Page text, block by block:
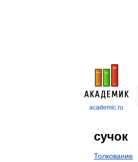
academic.ru
сучок
Толкование